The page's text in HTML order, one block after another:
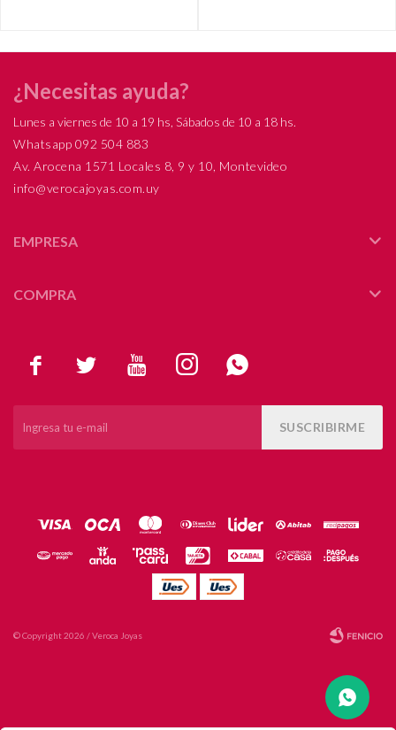
    
SUSCRIBIRME
¿Necesitas ayuda?
Lunes a viernes de 10 a 19 hs, Sábados de 10 a 18 hs.
Whatsapp 092 504 883
Av. Arocena 1571 Locales 8, 9 y 10, Montevideo
info@verocajoyas.com.uy
EMPRESA
COMPRA
© Copyright 2026 / Veroca Joyas